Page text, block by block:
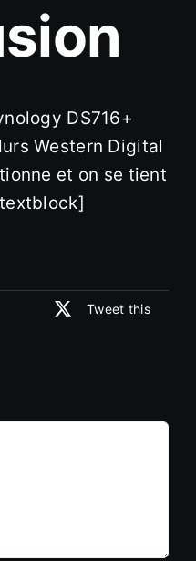
DS716+
Western Digital
et on se tient
Tweet this